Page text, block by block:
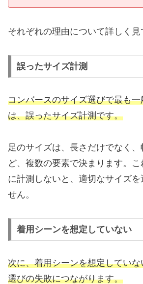
それぞれの理由について詳しく見
誤ったサイズ計測
コンバースのサイズ選びで最も
は、誤ったサイズ計測です。
足のサイズは、長さだけでなく
ど、複数の要素で決まります。
に計測しないと、適切なサイズを
せん。
着用シーンを想定していない
次に、着用シーンを想定してい
選びの失敗につながります。